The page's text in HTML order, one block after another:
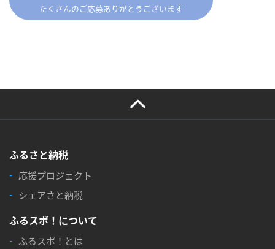
たくさんのご応募ありがとうございます
ふるさと納税
応援プロジェクト
シェアさと納税
ふるスポ！について
ふるスポ！とは